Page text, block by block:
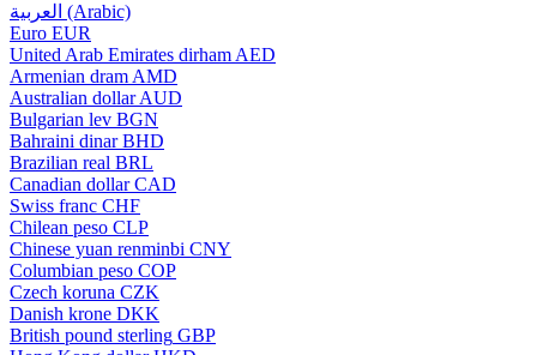
العربية (Arabic)
Euro EUR
United Arab Emirates dirham AED
Armenian dram AMD
Australian dollar AUD
Bulgarian lev BGN
Bahraini dinar BHD
Brazilian real BRL
Canadian dollar CAD
Swiss franc CHF
Chilean peso CLP
Chinese yuan renminbi CNY
Columbian peso COP
Czech koruna CZK
Danish krone DKK
British pound sterling GBP